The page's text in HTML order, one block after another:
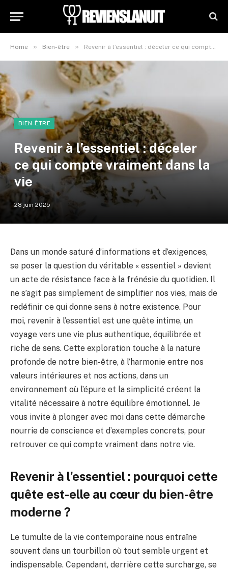
Home » Bien-être » Revenir à l’essentiel : déceler ce qui compte vraiment dans la vie
BIEN-ÊTRE
Revenir à l’essentiel : déceler
ce qui compte vraiment dans la
vie
28 juin 2025
Dans un monde saturé d’informations et d’exigences,
se poser la question du véritable « essentiel » devient
un acte de résistance face à la frénésie du quotidien. Il
ne s’agit pas simplement de simplifier nos vies, mais de
redéfinir ce qui donne sens à notre existence. Pour
moi, revenir à l’essentiel est une quête intime, un
voyage vers une vie plus authentique, équilibrée et
riche de sens. Cette exploration touche à la nature
profonde de notre bien-être, à l’harmonie entre nos
valeurs intérieures et nos actions, dans un
environnement où l’épure et la simplicité créent la
vitalité nécessaire à notre équilibre émotionnel. Je
vous invite à plonger avec moi dans cette démarche
nourrie de conscience et d’exemples concrets, pour
retrouver ce qui compte vraiment dans notre vie.
Revenir à l’essentiel : pourquoi cette
quête est-elle au cœur du bien-être
moderne ?
Le tumulte de la vie contemporaine nous entraîne
souvent dans un tourbillon où tout semble urgent et
indispensable. Cependant, derrière cette surcharge, se